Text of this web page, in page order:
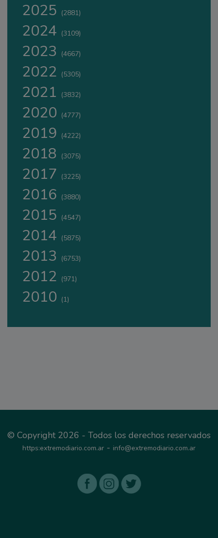
2025 (2881)
2024 (3109)
2023 (4667)
2022 (5305)
2021 (3832)
2020 (4777)
2019 (4222)
2018 (3075)
2017 (3225)
2016 (3880)
2015 (4547)
2014 (5875)
2013 (6753)
2012 (971)
2010 (1)
© Copyright 2026 - Todos los derechos reservados
https:extremodiario.com.ar - info@extremodiario.com.ar